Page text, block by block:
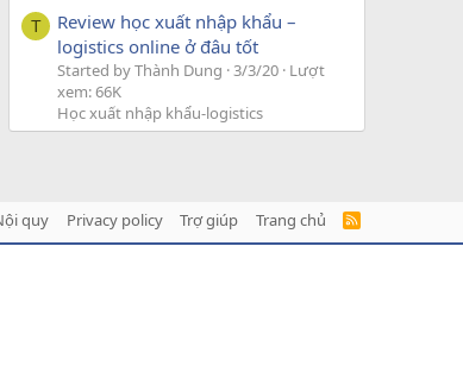
T
Review học xuất nhập khẩu –
logistics online ở đâu tốt
Started by Thành Dung 3/3/20 Lượt
xem: 66K
Học xuất nhập khẩu-logistics
quy Privacy policy Trợ giúp Trang chủ
R